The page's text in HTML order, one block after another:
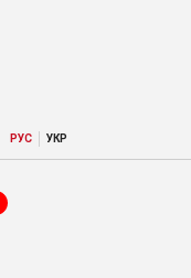
РУC | УКР